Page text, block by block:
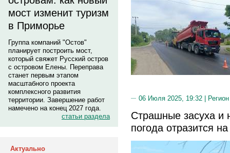
мост изменит туризм
в Приморье
Группа компаний "Остов"
планирует построить мост,
который свяжет Русский остров
с островом Елены. Переправа
станет первым этапом
масштабного проекта
комплексного развития
территории. Завершение работ
намечено на конец 2027 года.
статьи раздела
Актуально
06 Июля 2025, 19:32 |
Страшные засуха и
погода отразится